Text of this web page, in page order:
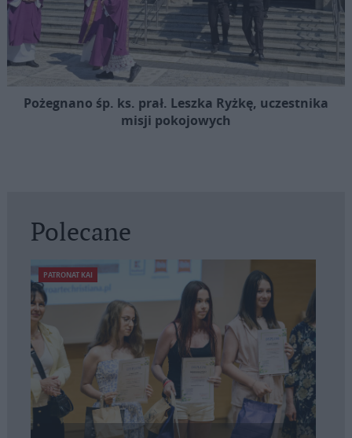
Pożegnano śp. ks. prał. Leszka Ryżkę, uczestnika
misji pokojowych
Polecane
PATRONAT KAI